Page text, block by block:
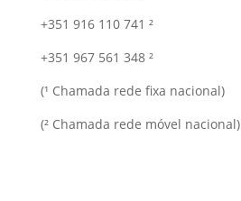
+351 916 110 741 ²
+351 967 561 348 ²
(¹ Chamada rede fixa nacional)
(² Chamada rede móvel nacional)